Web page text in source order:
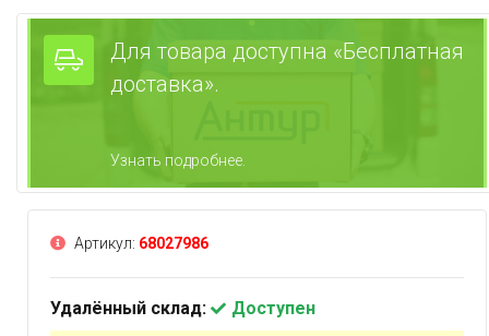
Для товара доступна «Бесплатная
доставка».
Узнать подробнее.
Артикул: 68027986
Удалённый склад:
Доступен